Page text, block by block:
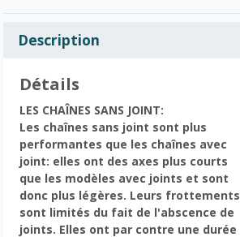
Description
Détails
LES CHAÎNES SANS JOINT:
Les chaînes sans joint sont plus
performantes que les chaînes avec
joint: elles ont des axes plus courts
que les modèles avec joints et sont
donc plus légères. Leurs frottements
sont limités du fait de l'abscence de
joints. Elles ont par contre une durée